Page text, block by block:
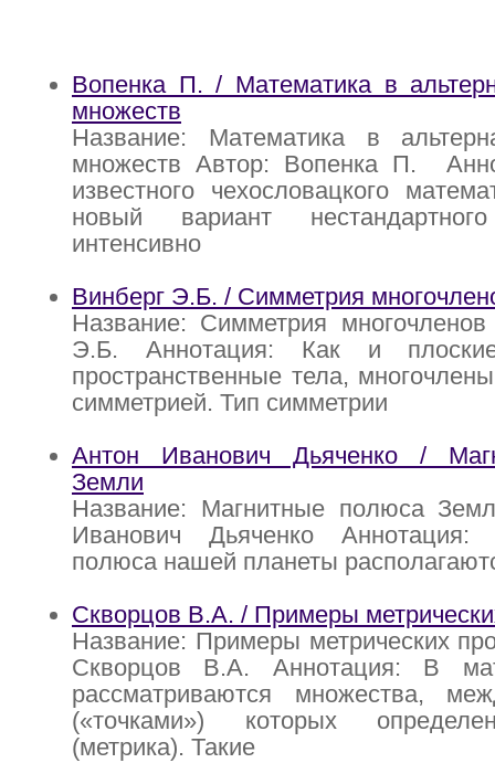
Вопенка П. / Математика в
множеств
Название: Математика в
множеств Автор: Вопенка П.
известного чехословацкого
новый вариант
интенсивно
Винберг Э.Б. / Симметрия
Название: Симметрия
Э.Б. Аннотация: Как и
пространственные тела,
симметрией. Тип симметрии
Антон Иванович Дьяченко /
Земли
Название: Магнитные полюса
Иванович Дьяченко Аннотация:
полюса нашей планеты
Скворцов В.А. / Примеры
Название: Примеры метрических
Скворцов В.А. Аннотация: В
рассматриваются множества,
(«точками») которых
(метрика). Такие